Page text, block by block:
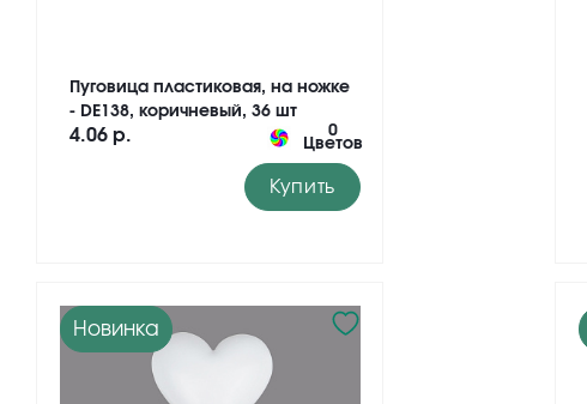
Пуговица пластиковая, на ножке
- DE138, коричневый, 36 шт
4.06 р. 0
Цветов
Купить
Новинка